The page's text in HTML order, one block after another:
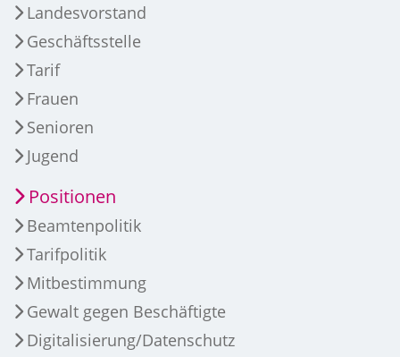
Landesvorstand
Geschäftsstelle
Tarif
Frauen
Senioren
Jugend
Positionen
Beamtenpolitik
Tarifpolitik
Mitbestimmung
Gewalt gegen Beschäftigte
Digitalisierung/Datenschutz